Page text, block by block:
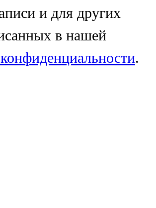
и для других
в нашей
.